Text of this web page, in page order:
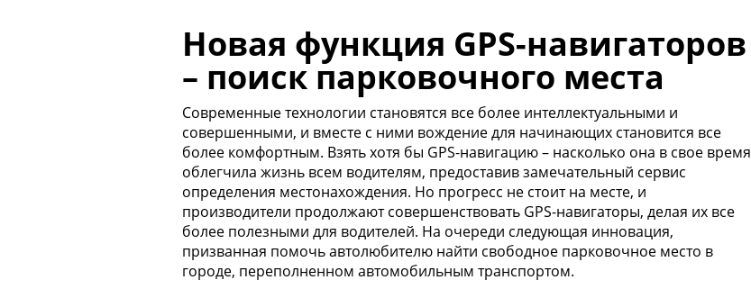
Новая функция GPS-навигаторов
– поиск парковочного места
Современные технологии становятся все более интеллектуальными и
совершенными, и вместе с ними вождение для начинающих становится все
более комфортным. Взять хотя бы GPS-навигацию – насколько она в свое время
облегчила жизнь всем водителям, предоставив замечательный сервис
определения местонахождения. Но прогресс не стоит на месте, и
производители продолжают совершенствовать GPS-навигаторы, делая их все
более полезными для водителей. На очереди следующая инновация,
призванная помочь автолюбителю найти свободное парковочное место в
городе, переполненном автомобильным транспортом.